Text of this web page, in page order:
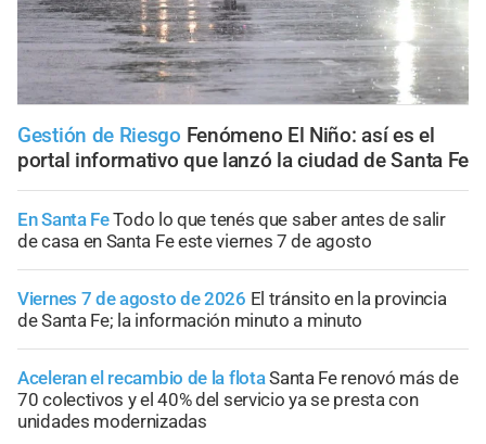
Gestión de Riesgo Fenómeno El Niño: así es el
portal informativo que lanzó la ciudad de Santa Fe
En Santa FeTodo lo que tenés que saber antes de salir
de casa en Santa Fe este viernes 7 de agosto
Viernes 7 de agosto de 2026 El tránsito en la provincia
de Santa Fe; la información minuto a minuto
Aceleran el recambio de la flotaSanta Fe renovó más de
70 colectivos y el 40% del servicio ya se presta con
unidades modernizadas